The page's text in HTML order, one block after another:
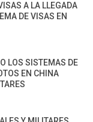
A LA LLEGADA
DE VISAS EN
LOS SISTEMAS DE
EN CHINA